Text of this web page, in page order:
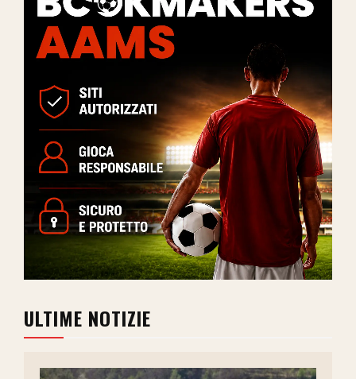
ULTIME NOTIZIE